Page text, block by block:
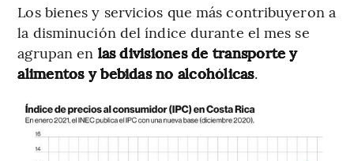
Los bienes y servicios que más contribuyeron a
la disminución del índice durante el mes se
agrupan en las divisiones de transporte y
alimentos y bebidas no alcohólicas.